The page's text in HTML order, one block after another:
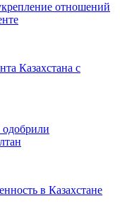
отношений
Казахстана с
одобрили
в Казахстане